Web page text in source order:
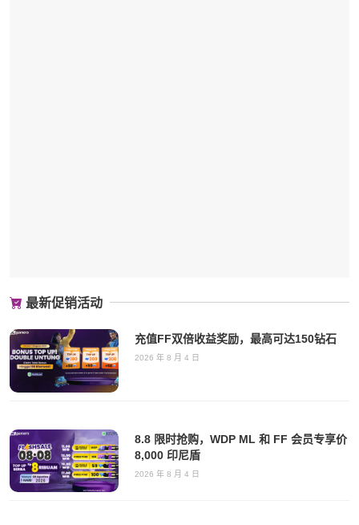
最新促销活动
充值FF双倍收益奖励，最高可达150钻石
2026 年 8 月 4 日
8.8 限时抢购，WDP ML 和 FF 会员专享价
8,000 印尼盾
2026 年 8 月 4 日